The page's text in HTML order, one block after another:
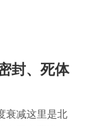
封、死体
衰减这里是北